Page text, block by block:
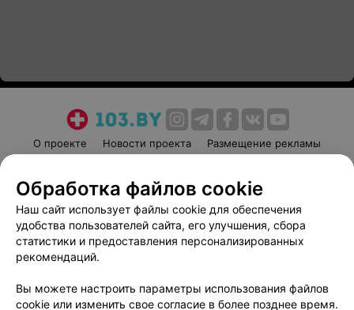
О проекте Новости проекта
Размещение рекламы
Пользовательское соглашение
Способы оплаты
Вакансии
Партнеры
Написать руководителю 103.by
Обработка персональных данных
Обработка файлов cookie
Наш сайт использует файлы cookie для обеспечения
удобства пользователей сайта, его улучшения, сбора
статистики и предоставления персонализированных
рекомендаций.
Вы можете настроить параметры использования файлов
cookie или изменить свое согласие в более позднее время.